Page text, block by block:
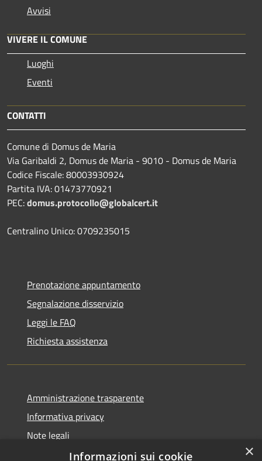
Avvisi
VIVERE IL COMUNE
Luoghi
Eventi
CONTATTI
Comune di Domus de Maria
Via Garibaldi 2, Domus de Maria - 9010 - Domus de Maria
Codice Fiscale: 80003930924
Partita IVA: 01473770921
PEC:domus.protocollo@globalcert.it
Centralino Unico: 0709235015
Prenotazione appuntamento
Segnalazione disservizio
Leggi le FAQ
Richiesta assistenza
Amministrazione trasparente
Informativa privacy
Note legali
Dichiarazione di accessibilità
×
Informazioni sui cookie